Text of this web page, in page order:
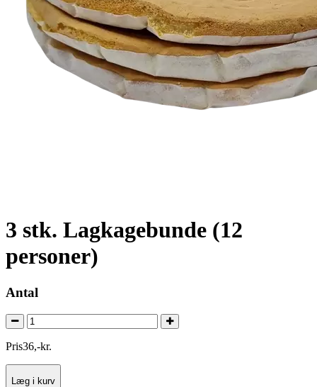
3 stk. Lagkagebunde (12
personer)
Antal
Pris36,-kr.
Læg i kurv